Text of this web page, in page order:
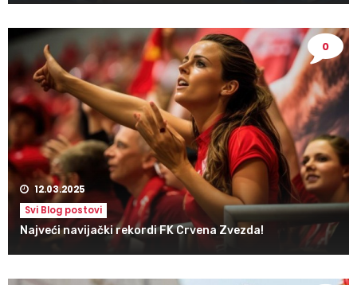
0
12.03.2025
Svi Blog postovi
Najveći navijački rekordi FK Crvena Zvezda!